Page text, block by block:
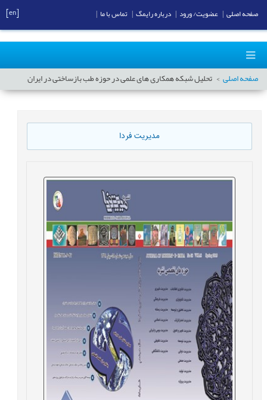
صفحه اصلی تحلیل شبکه همکاری های علمی در حوزه طب بازساختی در ایران
مدیریت فردا
صفحه اصلی عضویت/ ورود درباره رایمگ تماس با ما